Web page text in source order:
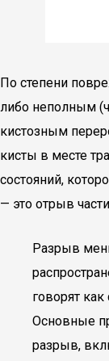
По степени
либо неполным
кистозным
кисты в месте
состояний,
— это отрыв
Разрыв
говорят
Основные
разрыв,